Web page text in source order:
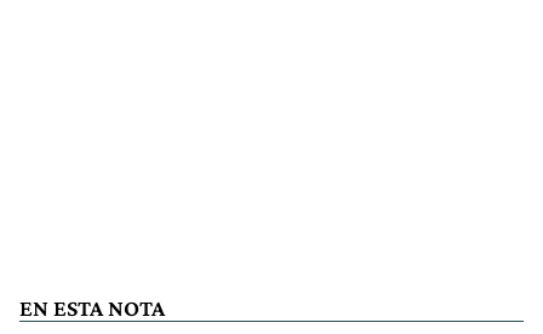
EN ESTA NOTA